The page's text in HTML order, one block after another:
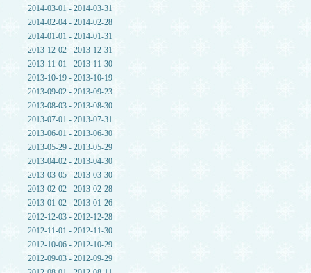
2014-03-01 - 2014-03-31
2014-02-04 - 2014-02-28
2014-01-01 - 2014-01-31
2013-12-02 - 2013-12-31
2013-11-01 - 2013-11-30
2013-10-19 - 2013-10-19
2013-09-02 - 2013-09-23
2013-08-03 - 2013-08-30
2013-07-01 - 2013-07-31
2013-06-01 - 2013-06-30
2013-05-29 - 2013-05-29
2013-04-02 - 2013-04-30
2013-03-05 - 2013-03-30
2013-02-02 - 2013-02-28
2013-01-02 - 2013-01-26
2012-12-03 - 2012-12-28
2012-11-01 - 2012-11-30
2012-10-06 - 2012-10-29
2012-09-03 - 2012-09-29